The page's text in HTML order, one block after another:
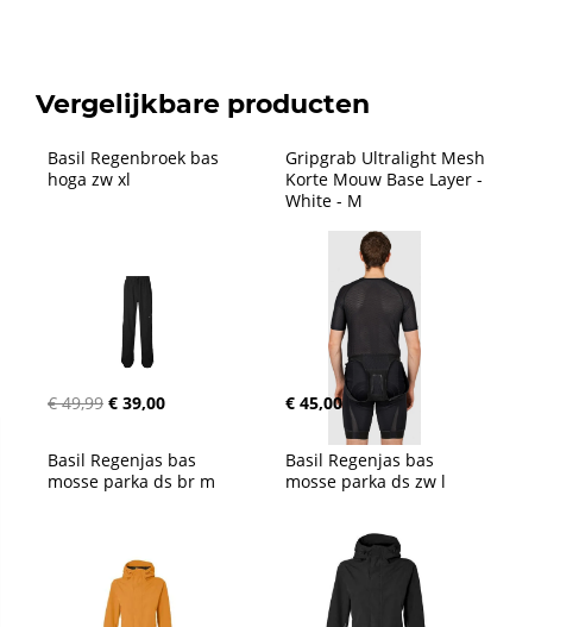
Vergelijkbare producten
Basil Regenbroek bas
hoga zw xl
€ 49,99 € 39,00
Gripgrab Ultralight Mesh
Korte Mouw Base Layer -
White - M
€ 45,00
Basil Regenjas bas
mosse parka ds br m
Basil Regenjas bas
mosse parka ds zw l